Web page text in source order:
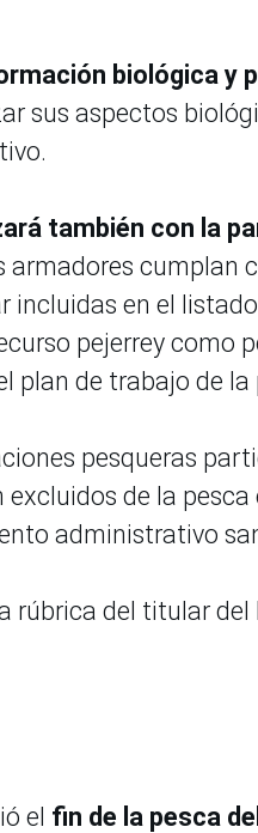
biológica y
sus aspectos
también con la
armadores cumplan
incluidas en el
pejerrey como
plan de trabajo de
pesqueras
de la
administrativo
rúbrica del titular
el fin de la pesca